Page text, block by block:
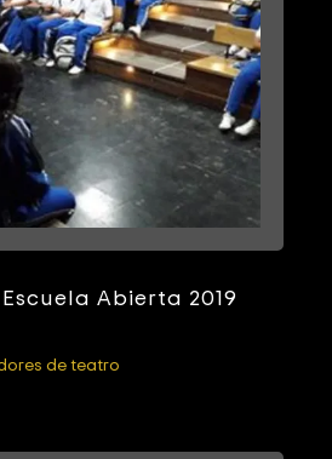
Abierta 2019
de teatro